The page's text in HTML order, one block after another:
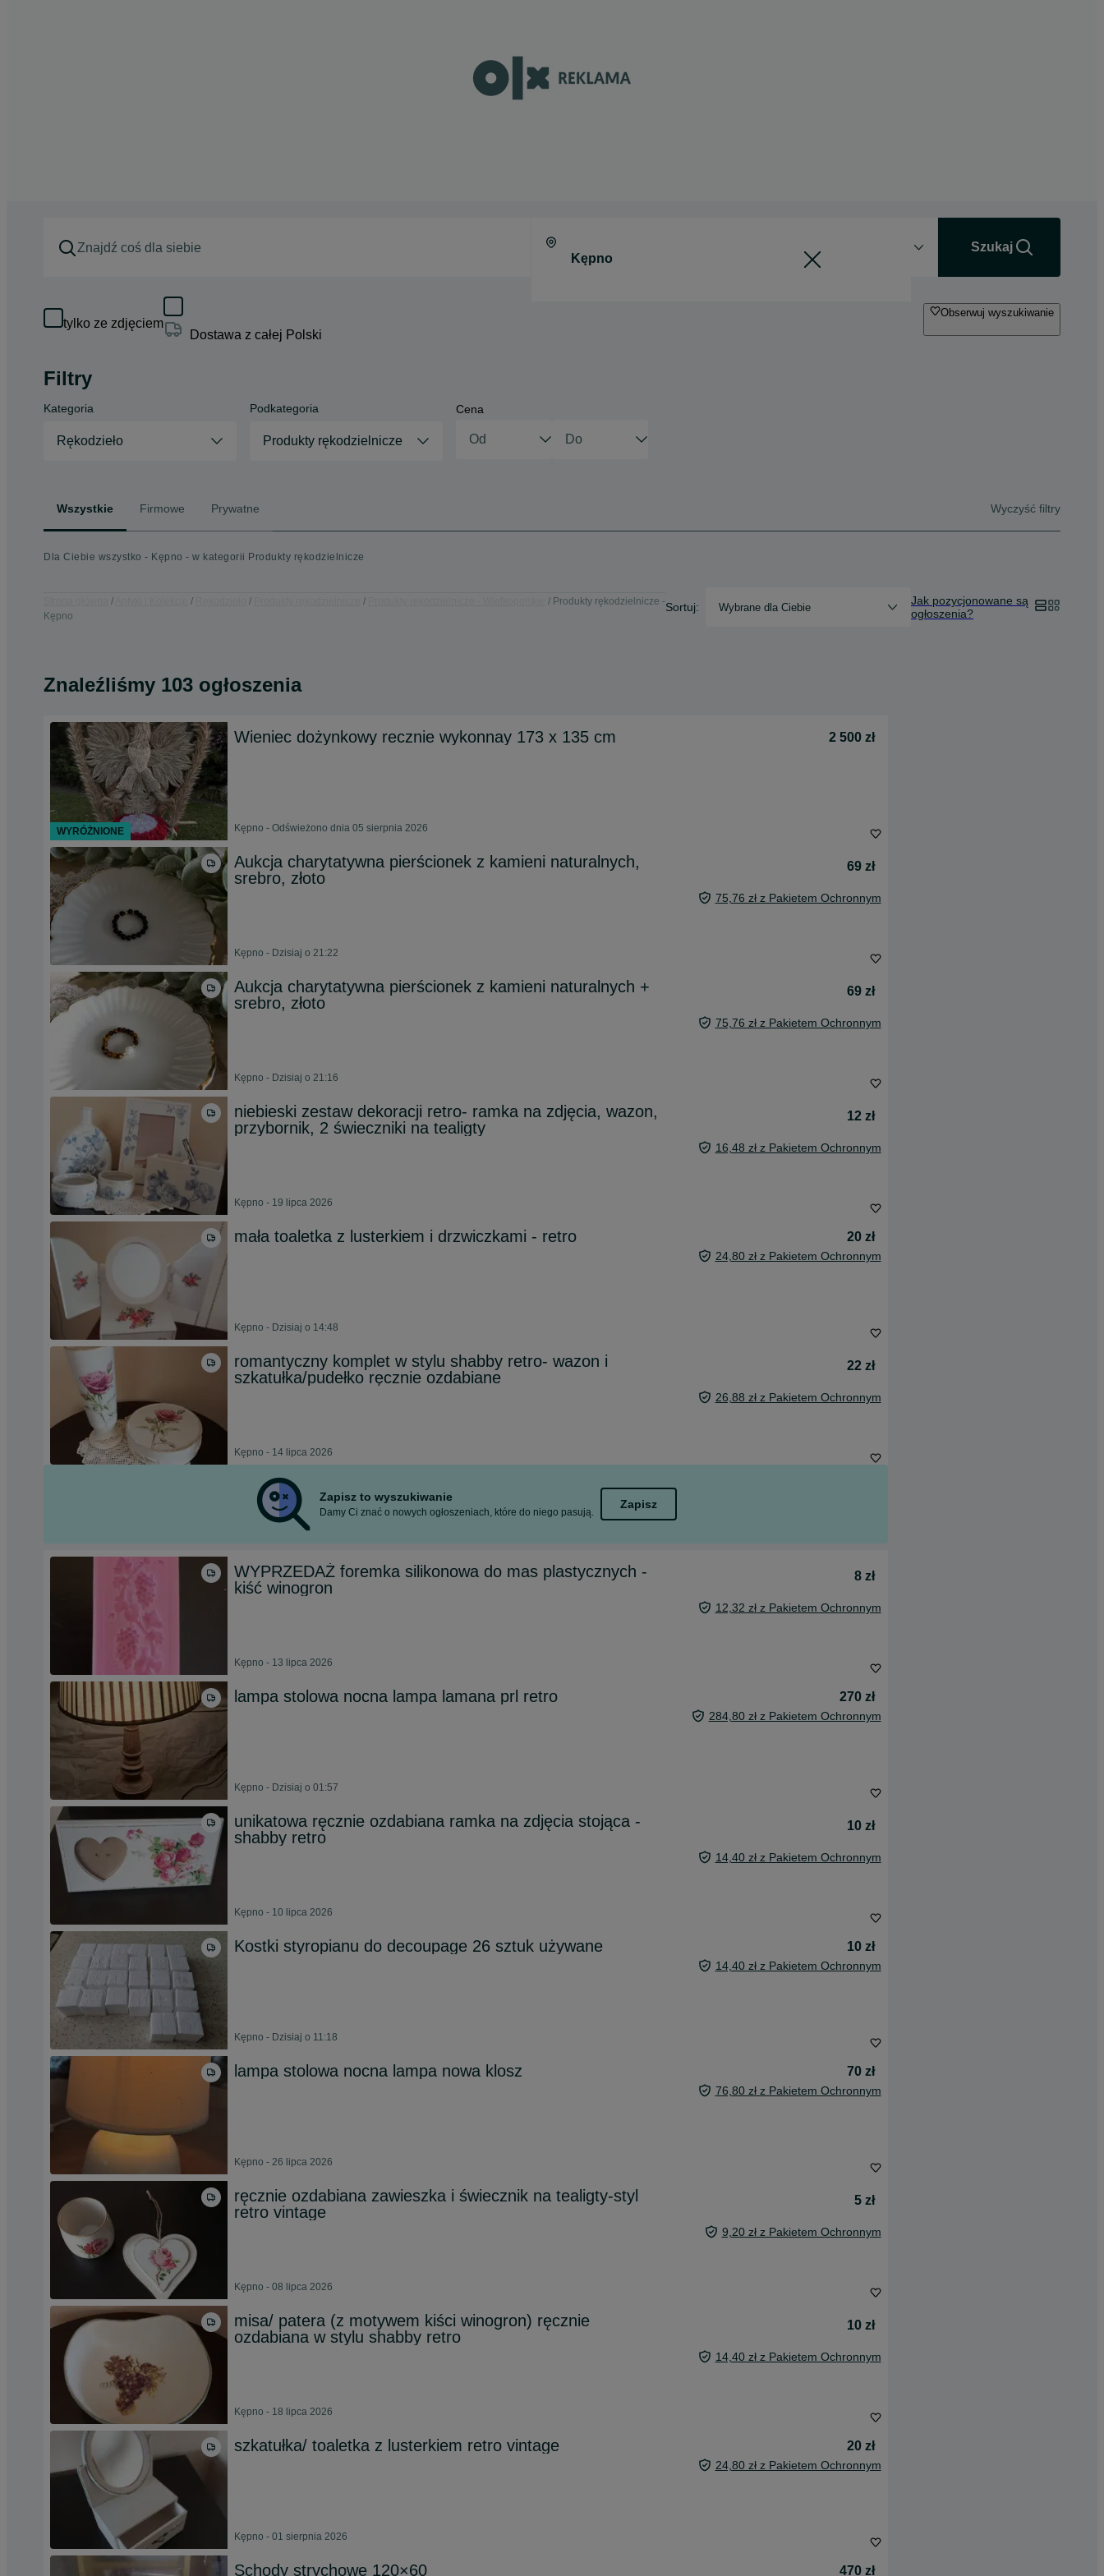
Szukaj
tylko ze zdjęciem
Dostawa z całej Polski
Obserwuj wyszukiwanie
Filtry
Kategoria
Rękodzieło
Podkategoria
Produkty rękodzielnicze
Cena
Wszystkie Firmowe Prywatne Wyczyść filtry
Dla Ciebie wszystko - Kępno - w kategorii Produkty rękodzielnicze
Produkty rękodzielnicze -
Kępno
Sortuj: Wybrane dla Ciebie
Jak pozycjonowane są
ogłoszenia?
Znaleźliśmy 103 ogłoszenia
Wieniec dożynkowy recznie wykonnay 173 x 135 cm 2 500 zł
Kępno - Odświeżono dnia 05 sierpnia 2026
Aukcja charytatywna pierścionek z kamieni naturalnych,
srebro, złoto
69 zł
75,76 zł z Pakietem Ochronnym
Kępno - Dzisiaj o 21:22
Aukcja charytatywna pierścionek z kamieni naturalnych +
srebro, złoto
69 zł
75,76 zł z Pakietem Ochronnym
Kępno - Dzisiaj o 21:16
niebieski zestaw dekoracji retro- ramka na zdjęcia, wazon,
przybornik, 2 świeczniki na tealigty
12 zł
16,48 zł z Pakietem Ochronnym
Kępno - 19 lipca 2026
mała toaletka z lusterkiem i drzwiczkami - retro 20 zł
24,80 zł z Pakietem Ochronnym
Kępno - Dzisiaj o 14:48
romantyczny komplet w stylu shabby retro- wazon i
szkatułka/pudełko ręcznie ozdabiane
22 zł
26,88 zł z Pakietem Ochronnym
Kępno - 14 lipca 2026
Zapisz to wyszukiwanie
Damy Ci znać o nowych ogłoszeniach, które do niego pasują.
Zapisz
WYPRZEDAŻ foremka silikonowa do mas plastycznych -
kiść winogron
8 zł
12,32 zł z Pakietem Ochronnym
Kępno - 13 lipca 2026
lampa stolowa nocna lampa lamana prl retro 270 zł
284,80 zł z Pakietem Ochronnym
Kępno - Dzisiaj o 01:57
unikatowa ręcznie ozdabiana ramka na zdjęcia stojąca -
shabby retro
10 zł
14,40 zł z Pakietem Ochronnym
Kępno - 10 lipca 2026
Kostki styropianu do decoupage 26 sztuk używane 10 zł
14,40 zł z Pakietem Ochronnym
Kępno - Dzisiaj o 11:18
lampa stolowa nocna lampa nowa klosz 70 zł
76,80 zł z Pakietem Ochronnym
Kępno - 26 lipca 2026
ręcznie ozdabiana zawieszka i świecznik na tealigty-styl
retro vintage
5 zł
9,20 zł z Pakietem Ochronnym
Kępno - 08 lipca 2026
misa/ patera (z motywem kiści winogron) ręcznie
ozdabiana w stylu shabby retro
10 zł
14,40 zł z Pakietem Ochronnym
Kępno - 18 lipca 2026
szkatułka/ toaletka z lusterkiem retro vintage 20 zł
24,80 zł z Pakietem Ochronnym
Kępno - 01 sierpnia 2026
Schody strychowe 120×60 470 zł
WYRÓŻNIONE